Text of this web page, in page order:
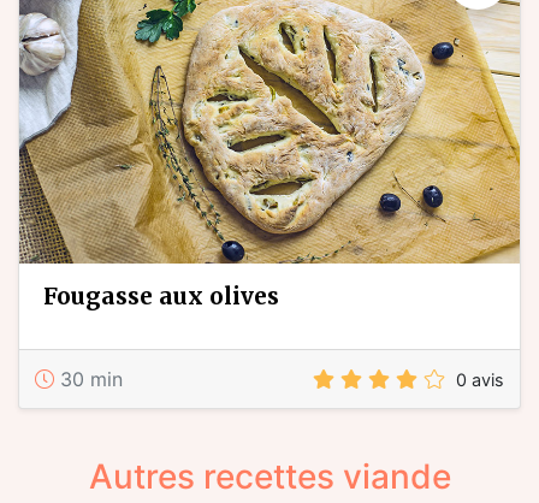
fougasse aux olives
30 min 0 avis
Autres recettes viande